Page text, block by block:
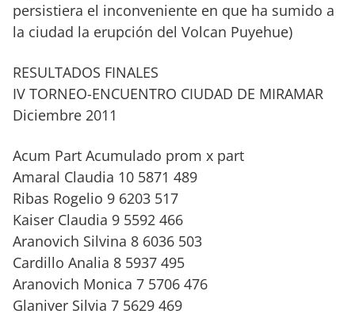
persistiera el inconveniente en que ha sumido a
la ciudad la erupción del Volcan Puyehue)
RESULTADOS FINALES
IV TORNEO-ENCUENTRO CIUDAD DE MIRAMAR
Diciembre 2011
Acum Part Acumulado prom x part
Amaral Claudia 10 5871 489
Ribas Rogelio 9 6203 517
Kaiser Claudia 9 5592 466
Aranovich Silvina 8 6036 503
Cardillo Analia 8 5937 495
Aranovich Monica 7 5706 476
Glaniver Silvia 7 5629 469